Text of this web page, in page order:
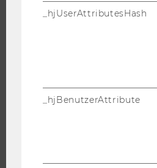
KARRIERENETZWERKE AN DER WU
_hjUserAttributesHash
_hjBenutzerAttribute